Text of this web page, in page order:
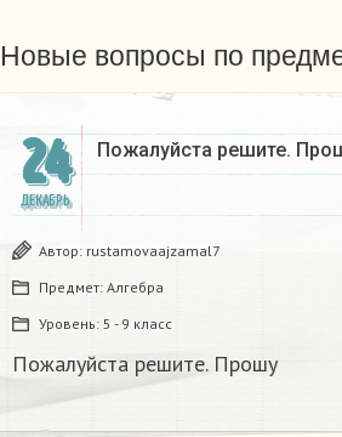
Новые вопросы по
24
ДЕКАБРЬ
Пожалуйста решите.
Автор: rustamovaajzamal7
Предмет: Алгебра
Уровень: 5 - 9 класс
Пожалуйста решите. Прошу